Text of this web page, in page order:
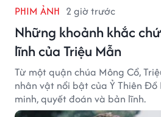
PHIM ẢNH 2 giờ trước
Những khoảnh khắc
lĩnh của Triệu Mẫn
Từ một quận chúa Mông Cổ,
nhân vật nổi bật của Ỷ Thiên Đồ
minh, quyết đoán và bản lĩnh.